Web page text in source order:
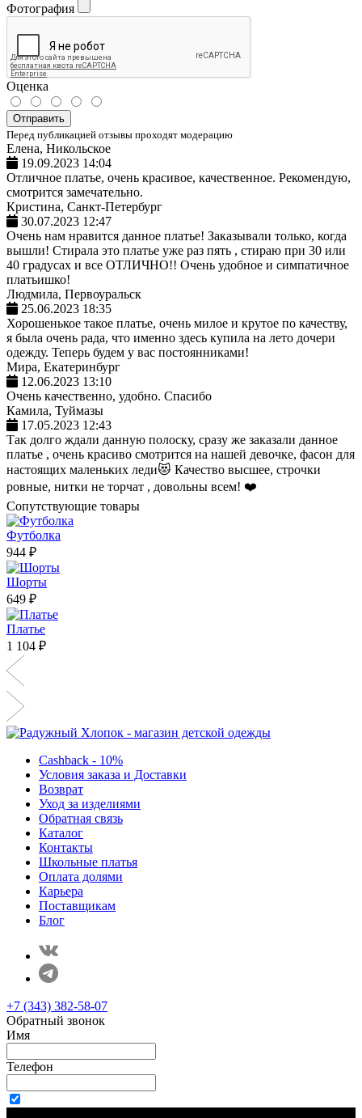
Фотография
Оценка
Отправить
Перед публикацией отзывы проходят модерацию
Елена, Никольское
19.09.2023 14:04
Отличное платье, очень красивое, качественное. Рекомендую,
смотрится замечательно.
Кристина, Санкт-Петербург
30.07.2023 12:47
Очень нам нравится данное платье! Заказывали только, когда
вышли! Стирала это платье уже раз пять , стираю при 30 или
40 градусах и все ОТЛИЧНО!! Очень удобное и симпатичное
платьишко!
Людмила, Первоуральск
25.06.2023 18:35
Хорошенькое такое платье, очень милое и крутое по качеству,
я была очень рада, что именно здесь купила на лето дочери
одежду. Теперь будем у вас постоянниками!
Мира, Екатеринбург
12.06.2023 13:10
Очень качественно, удобно. Спасибо
Камила, Туймазы
17.05.2023 12:43
Так долго ждали данную полоску, сразу же заказали данное
платье , очень красиво смотрится на нашей девочке, фасон для
настоящих маленьких леди😻 Качество высшее, строчки
ровные, нитки не торчат , довольны всем! ❤️
Сопутствующие товары
Футболка
944 ₽
Шорты
649 ₽
Платье
1 104 ₽
Cashback - 10%
Условия заказа и Доставки
Возврат
Уход за изделиями
Обратная связь
Каталог
Контакты
Школьные платья
Оплата долями
Карьера
Поставщикам
Блог
+7 (343) 382-58-07
Обратный звонок
Имя
Телефон